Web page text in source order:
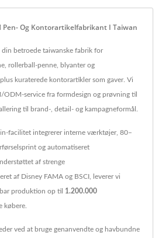
Pen- Og Kontorartikelfabrikant I Taiwan
betroede taiwanske fabrik for
rollerball-penne, blyanter og
kuraterede kontorartikler som gaver. Vi
service fra formdesign og prøvning til
til brand-, detail- og kampagneformål.
facilitet integrerer interne værktøjer, 80–
og automatiseret
af strenge
af Disney FAMA og BSCI, leverer vi
produktion op til 1.200.000
købere.
ved at bruge genanvendte og havbundne